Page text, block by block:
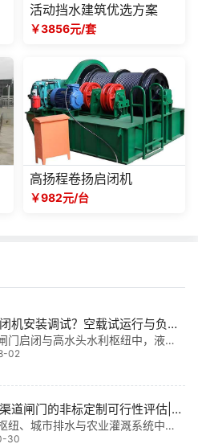
活动挡水建筑优选方案
￥3856元/套
高扬程卷扬启闭机
￥982元/台
机安装调试？空载试运行与负载
骤
门启闭与高水头水利枢纽中，液压
装调试的可靠性直接影响工程安
无人值守电站与应急泄洪系统，正
试运行与负载调试步骤是解决运行
键。
02
道闸门的非标定制可行性评估|**
护航工程命脉
纽、城市排水与农业灌溉系统中，
道闸门不仅是水流调控的关键装
30